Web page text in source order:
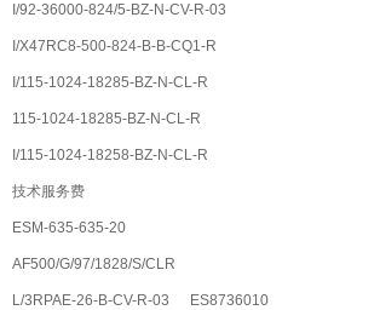
I/92-36000-824/5-BZ-N-CV-R-03
I/X47RC8-500-824-B-B-CQ1-R
I/115-1024-18285-BZ-N-CL-R
115-1024-18285-BZ-N-CL-R
I/115-1024-18258-BZ-N-CL-R
技术服务费
ESM-635-635-20
AF500/G/97/1828/S/CLR
L/3RPAE-26-B-CV-R-03 ES8736010